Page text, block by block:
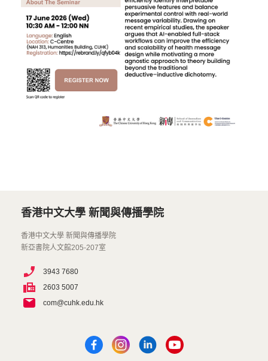
香港中文大學 新聞與傳播學院
香港中文大學 新聞與傳播學院
新亞書院人文館205-207室
3943 7680
2603 5007
com@cuhk.edu.hk